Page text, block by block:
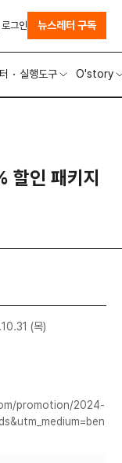
실행도구 O'story
로그인 뉴스레터 구독
할인 패키지
(목)
promotion/2024-